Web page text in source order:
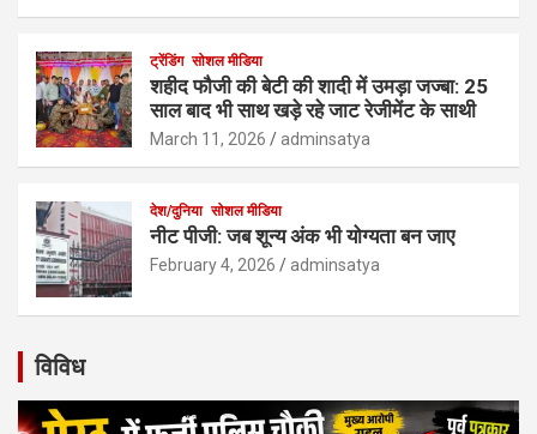
ट्रेंडिंग सोशल मीडिया
शहीद फौजी की बेटी की शादी में उमड़ा जज्बा: 25
साल बाद भी साथ खड़े रहे जाट रेजीमेंट के साथी
March 11, 2026 adminsatya
देश/दुनिया सोशल मीडिया
नीट पीजी: जब शून्य अंक भी योग्यता बन जाए
February 4, 2026 adminsatya
विविध